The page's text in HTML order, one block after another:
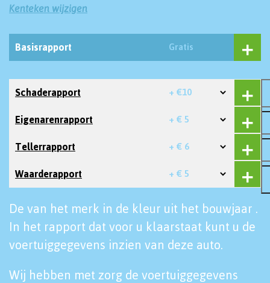
Kenteken wijzigen
Basisrapport Gratis
Schaderapport + €10
Eigenarenrapport + € 5
Tellerrapport + € 6
Waarderapport + € 5
De van het merk in de kleur uit het bouwjaar .
In het rapport dat voor u klaarstaat kunt u de
voertuiggegevens inzien van deze auto.
Wij hebben met zorg de voertuiggegevens